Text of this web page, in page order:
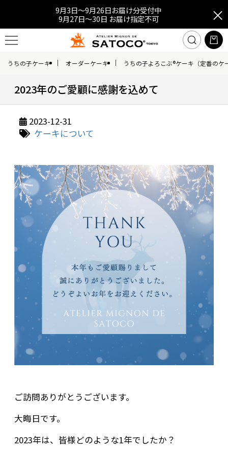
9月3日～9月26日お届け分受付中
9月27日～30日 お届け指定不可
うちの子ケーキ オーダーケーキ うちの子よろこぶ®ケーキ（定番のケ
2023年のご愛顧に感謝を込めて
2023-12-31
ケーキについて
ご訪問ありがとうございます。
大晦日です。
2023年は、皆様どのような1年でしたか？